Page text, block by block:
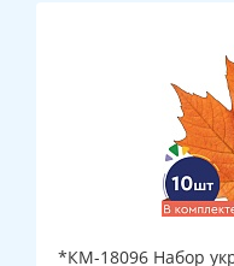
*КМ-18096 Набор